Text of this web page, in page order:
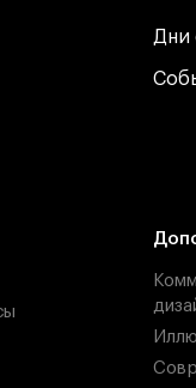
Дни
Дни